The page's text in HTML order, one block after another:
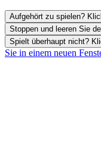
Aufgehört zu spielen?
Stoppen und leeren Sie
Spielt überhaupt nicht?
Sie in einem neuen